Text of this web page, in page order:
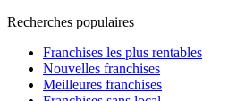
Recherches populaires
Franchises les plus rentables
Nouvelles franchises
Meilleures franchises